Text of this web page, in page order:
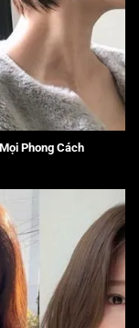
Phong Cách